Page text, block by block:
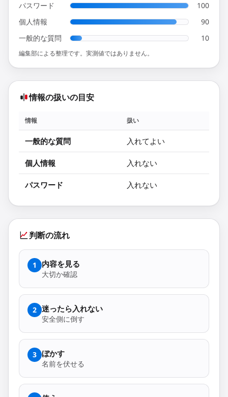
パスワード
100
個人情報
90
一般的な質問
10
編集部による整理です。実測値ではありません。
情報の扱いの目安
情報 扱い
一般的な質問 入れてよい
個人情報 入れない
パスワード 入れない
判断の流れ
1 内容を見る
大切か確認
2 迷ったら入れない
安全側に倒す
3 ぼかす
名前を伏せる